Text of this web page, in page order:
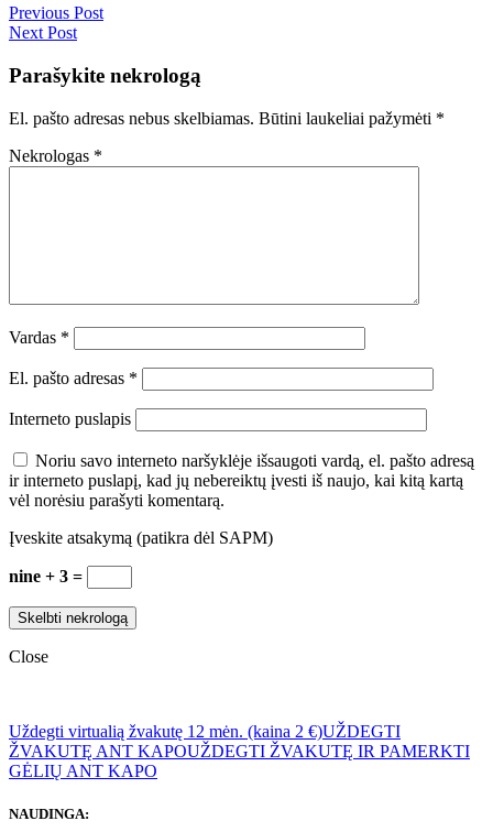
Previous Post
Next Post
Parašykite nekrologą
El. pašto adresas nebus skelbiamas. Būtini laukeliai pažymėti *
Nekrologas *
Vardas *
El. pašto adresas *
Interneto puslapis
Noriu savo interneto naršyklėje išsaugoti vardą, el. pašto adresą
ir interneto puslapį, kad jų nebereiktų įvesti iš naujo, kai kitą kartą
vėl norėsiu parašyti komentarą.
Įveskite atsakymą (patikra dėl SAPM)
nine + 3 =
Close
Uždegti virtualią žvakutę 12 mėn. (kaina 2 €)UŽDEGTI
ŽVAKUTĘ ANT KAPOUŽDEGTI ŽVAKUTĘ IR PAMERKTI
GĖLIŲ ANT KAPO
NAUDINGA: